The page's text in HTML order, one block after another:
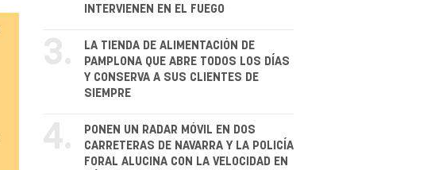
INTERVIENEN EN EL FUEGO
3.
LA TIENDA DE ALIMENTACIÓN DE
PAMPLONA QUE ABRE TODOS LOS DÍAS
Y CONSERVA A SUS CLIENTES DE
SIEMPRE
4.
PONEN UN RADAR MÓVIL EN DOS
CARRETERAS DE NAVARRA Y LA POLICÍA
FORAL ALUCINA CON LA VELOCIDAD EN